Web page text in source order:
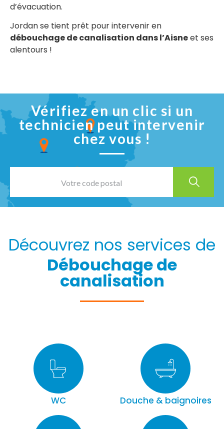
d’évacuation.
Jordan se tient prêt pour intervenir en
débouchage de canalisation dans l’Aisneet ses
alentours !
Vérifiez en un clic si un
technicien peut intervenir
chez vous !
Découvrez nos services de
Débouchage de
canalisation
WC Douche & baignoires